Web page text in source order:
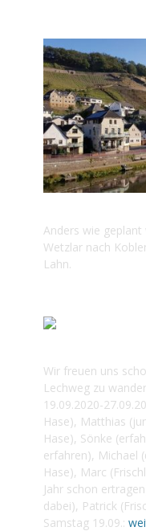
Anders wie
Wetzlar nach
Lahn.
Wir freuen uns
Lechweg zu
19.09.2020-
Hase), Matthias
Hase), Sönke
erfahren), Michael
Hase), Marc
Jahr schon
dabei), Patrick
Samstag 19.09.: